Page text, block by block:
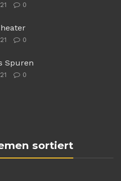
0
0
Spuren
0
sortiert